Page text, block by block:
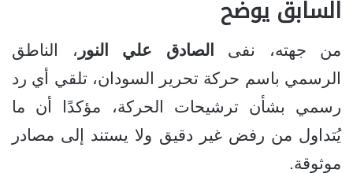
السابق يوضح
من جهته، نفى الصادق علي النور ، الناطق
الرسمي باسم حركة تحرير السودان، تلقي أي رد
رسمي بشأن ترشيحات الحركة، مؤكدًا أن ما
يُتداول من رفض غير دقيق ولا يستند إلى مصادر
موثوقة.